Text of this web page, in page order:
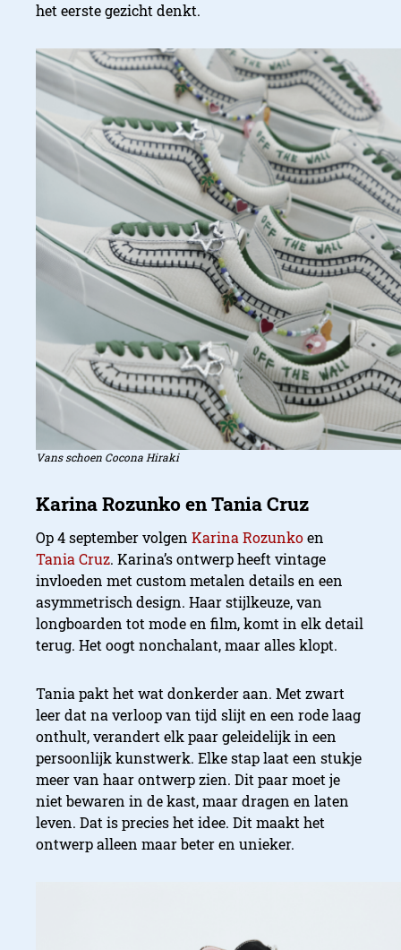
het eerste gezicht denkt.
Vans schoen Cocona Hiraki
Op 4 september volgen Karina Rozunkoen
Tania Cruz. Karina’s ontwerp heeft vintage
invloeden met custom metalen details en een
asymmetrisch design. Haar stijlkeuze, van
longboarden tot mode en film, komt in elk detail
terug. Het oogt nonchalant, maar alles klopt.
Tania pakt het wat donkerder aan. Met zwart
leer dat na verloop van tijd slijt en een rode laag
onthult, verandert elk paar geleidelijk in een
persoonlijk kunstwerk. Elke stap laat een stukje
meer van haar ontwerp zien. Dit paar moet je
niet bewaren in de kast, maar dragen en laten
leven. Dat is precies het idee. Dit maakt het
ontwerp alleen maar beter en unieker.